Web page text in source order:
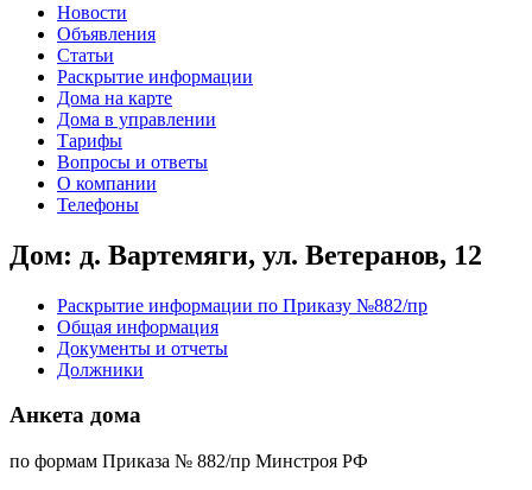
Новости
Объявления
Статьи
Раскрытие информации
Дома на карте
Дома в управлении
Тарифы
Вопросы и ответы
О компании
Телефоны
Дом: д. Вартемяги, ул. Ветеранов, 12
Раскрытие информации по Приказу №882/пр
Общая информация
Документы и отчеты
Должники
Анкета дома
по формам Приказа № 882/пр Минстроя РФ